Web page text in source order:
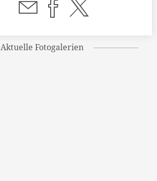
Aktuelle Fotogalerien